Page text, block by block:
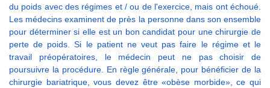
du poids avec des régimes et / ou de l'exercice, mais ont échoué.
Les médecins examinent de près la personne dans son ensemble
pour déterminer si elle est un bon candidat pour une chirurgie de
perte de poids. Si le patient ne veut pas faire le régime et le
travail préopératoires, le médecin peut ne pas choisir de
poursuivre la procédure. En règle générale, pour bénéficier de la
chirurgie bariatrique, vous devez être «obèse morbide», ce qui